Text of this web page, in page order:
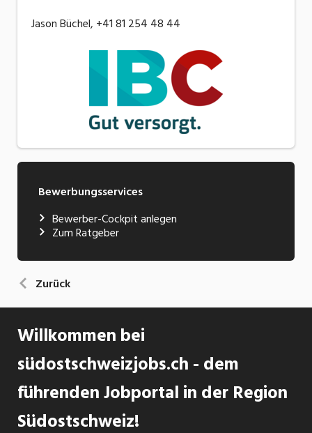
Jason Büchel, +41 81 254 48 44
Bewerbungsservices
Bewerber-Cockpit anlegen
Zum Ratgeber
Zurück
Willkommen bei
südostschweizjobs.ch - dem
führenden Jobportal in der Region
Südostschweiz!